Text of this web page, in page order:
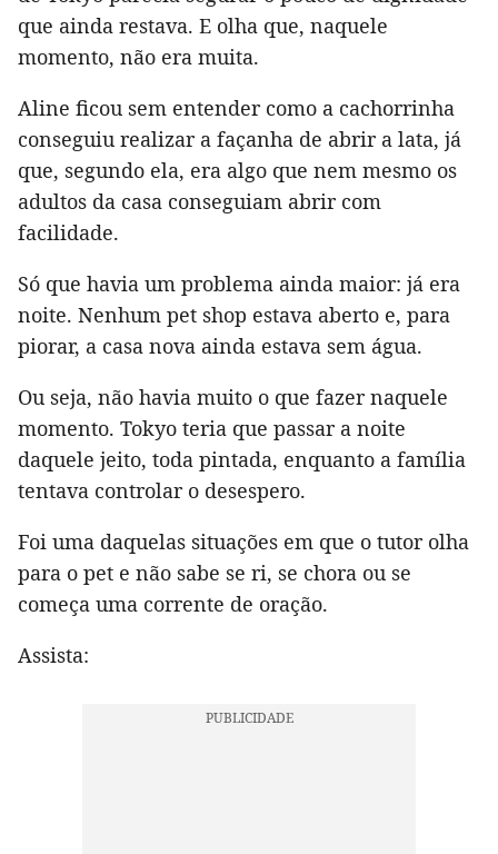
que ainda restava. E olha que, naquele
momento, não era muita.
Aline ficou sem entender como a cachorrinha
conseguiu realizar a façanha de abrir a lata, já
que, segundo ela, era algo que nem mesmo os
adultos da casa conseguiam abrir com
facilidade.
Só que havia um problema ainda maior: já era
noite. Nenhum pet shop estava aberto e, para
piorar, a casa nova ainda estava sem água.
Ou seja, não havia muito o que fazer naquele
momento. Tokyo teria que passar a noite
daquele jeito, toda pintada, enquanto a família
tentava controlar o desespero.
Foi uma daquelas situações em que o tutor olha
para o pet e não sabe se ri, se chora ou se
começa uma corrente de oração.
Assista: